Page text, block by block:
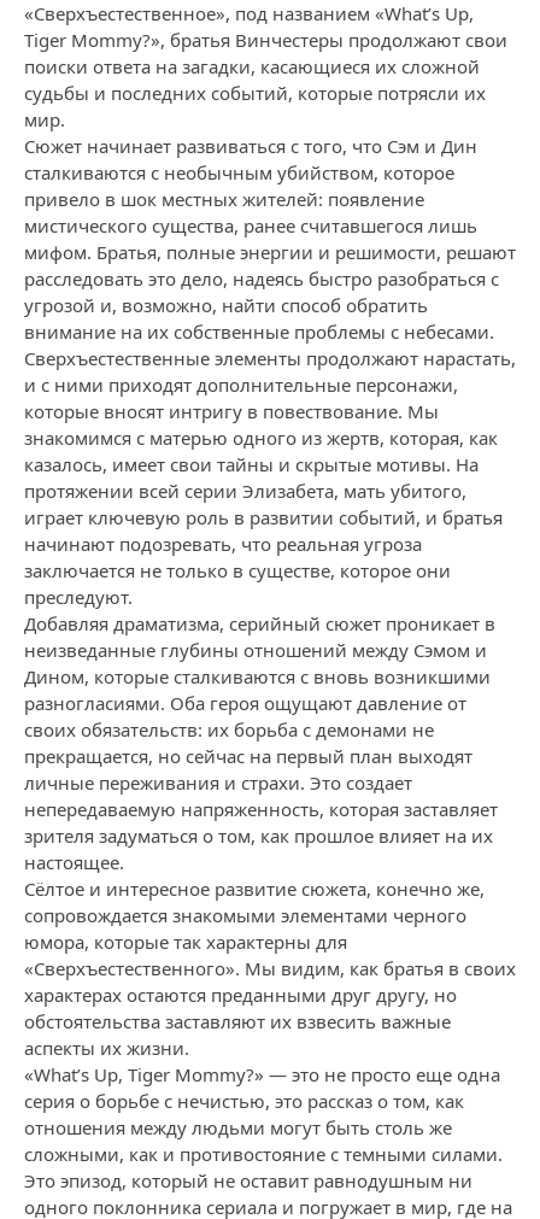
«Сверхъестественное», под названием «What’s Up,
Tiger Mommy?», братья Винчестеры продолжают свои
поиски ответа на загадки, касающиеся их сложной
судьбы и последних событий, которые потрясли их
мир.
Сюжет начинает развиваться с того, что Сэм и Дин
сталкиваются с необычным убийством, которое
привело в шок местных жителей: появление
мистического существа, ранее считавшегося лишь
мифом. Братья, полные энергии и решимости, решают
расследовать это дело, надеясь быстро разобраться с
угрозой и, возможно, найти способ обратить
внимание на их собственные проблемы с небесами.
Сверхъестественные элементы продолжают нарастать,
и с ними приходят дополнительные персонажи,
которые вносят интригу в повествование. Мы
знакомимся с матерью одного из жертв, которая, как
казалось, имеет свои тайны и скрытые мотивы. На
протяжении всей серии Элизабета, мать убитого,
играет ключевую роль в развитии событий, и братья
начинают подозревать, что реальная угроза
заключается не только в существе, которое они
преследуют.
Добавляя драматизма, серийный сюжет проникает в
неизведанные глубины отношений между Сэмом и
Дином, которые сталкиваются с вновь возникшими
разногласиями. Оба героя ощущают давление от
своих обязательств: их борьба с демонами не
прекращается, но сейчас на первый план выходят
личные переживания и страхи. Это создает
непередаваемую напряженность, которая заставляет
зрителя задуматься о том, как прошлое влияет на их
настоящее.
Сёлтое и интересное развитие сюжета, конечно же,
сопровождается знакомыми элементами черного
юмора, которые так характерны для
«Сверхъестественного». Мы видим, как братья в своих
характерах остаются преданными друг другу, но
обстоятельства заставляют их взвесить важные
аспекты их жизни.
«What’s Up, Tiger Mommy?» — это не просто еще одна
серия о борьбе с нечистью, это рассказ о том, как
отношения между людьми могут быть столь же
сложными, как и противостояние с темными силами.
Это эпизод, который не оставит равнодушным ни
одного поклонника сериала и погружает в мир, где на